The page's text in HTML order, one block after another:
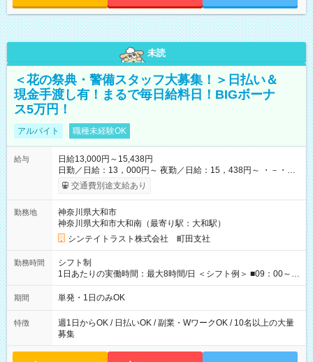
未読
＜花の祭典・警備スタッフ大募集！＞日払い＆
現金手渡し有！まるで毎日給料日！BIGボーナ
ス5万円！
アルバイト 職種未経験OK
給与
日給13,000円～15,438円
日勤／日給：13，000円～ 夜勤／日給：15，438円～ ・－・
－・ ■交通費別途全額支給 ※規定あり ■支払方法：日払い └日給
のうち7，000円を現金先払い ※稼働分 ※週払い・月払いOK ⇒
日給保障あり └早く終わっても”全額”支給！ ・－・－・ ≪ 法定
研修 ≫ 研修時の給与： 日給10，000円×3日間（24時間） ＝研
修費として合計30，000円支給 ＋交通費全額支給 ※規定あり
【試用期間】試用期間なし
交通費別途支給あり
勤務地
神奈川県大和市
神奈川県大和市大和南（最寄り駅：大和駅）
シンテイトラスト株式会社 町田支社
勤務時間
シフト制
1日あたりの実働時間：最大8時間/日 ＜シフト例＞ ■09：00～
18：00 ■20：00～翌5：00 など！ 上記時間内で、 実働8時
間・休憩1時間／日
期間 単発・1日のみOK
特徴
週1日からOK / 日払いOK / 副業・WワークOK / 10名以上の大量
募集